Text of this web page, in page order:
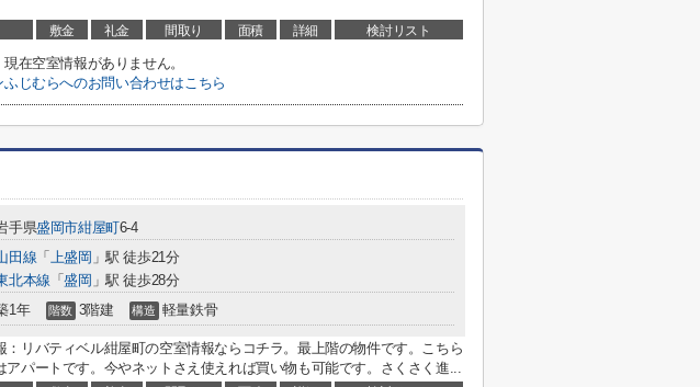
敷金 礼金 間取り 面積 詳細 検討リスト
現在空室情報がありません。
ふじむらへのお問い合わせはこちら
手県盛岡市紺屋町6-4
田線 「 上盛岡 」駅 徒歩21分
北本線 「盛岡 」駅 徒歩28分
1年 階数 3階建 構造 軽量鉄骨
：リバティベル紺屋町の空室情報ならコチラ。最上階の物件です。こちら
アパートです。今やネットさえ使えれば買い物も可能です。さくさく進...